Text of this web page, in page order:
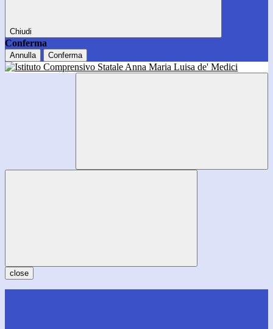
Chiudi
Conferma
Annulla Conferma
close